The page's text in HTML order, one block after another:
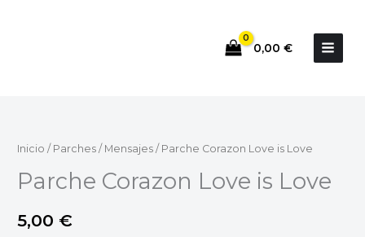
0,00 €
Inicio / Parches / Mensajes / Parche Corazon Love is Love
Parche Corazon Love is Love
5,00 €
Love
Love